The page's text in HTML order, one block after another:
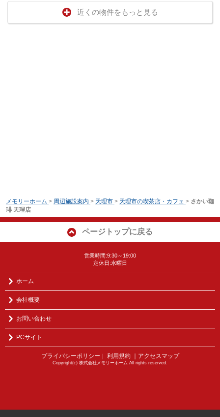
近くの物件をもっと見る
メモリーホーム > 周辺施設案内 > 天理市 > 天理市の喫茶店・カフェ > さかい珈
琲 天理店
ページトップに戻る
営業時間:9:30～19:00
定休日:水曜日
ホーム
会社概要
お問い合わせ
PCサイト
プライバシーポリシー ｜ 利用規約 ｜アクセスマップ
Copyright(c) 株式会社メモリーホーム All rights reserved.